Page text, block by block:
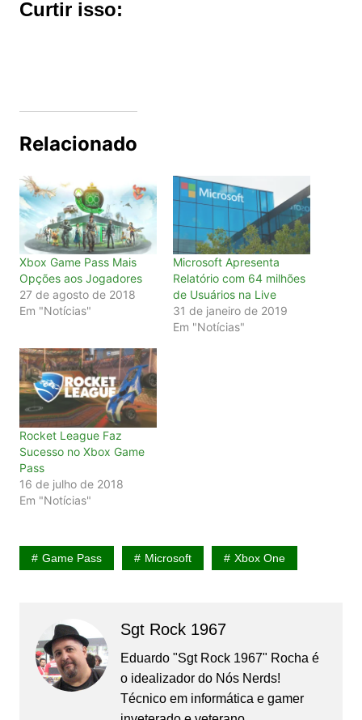
Curtir isso:
Relacionado
Xbox Game Pass Mais
Opções aos Jogadores
27 de agosto de 2018
Em "Notícias"
Microsoft Apresenta
Relatório com 64 milhões
de Usuários na Live
31 de janeiro de 2019
Em "Notícias"
Rocket League Faz
Sucesso no Xbox Game
Pass
16 de julho de 2018
Em "Notícias"
Game Pass Microsoft Xbox One
Sgt Rock 1967
Eduardo "Sgt Rock 1967" Rocha é
o idealizador do Nós Nerds!
Técnico em informática e gamer